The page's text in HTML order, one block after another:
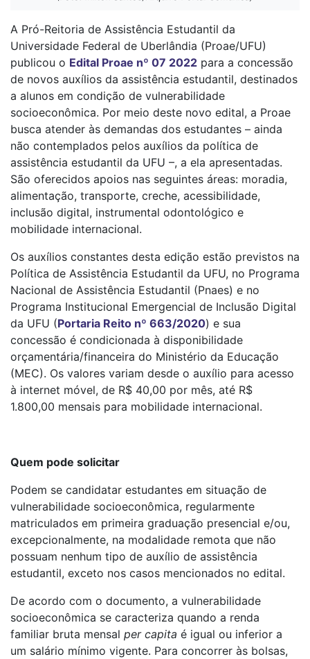
A Pró-Reitoria de Assistência Estudantil da
Universidade Federal de Uberlândia (Proae/UFU)
publicou o Edital Proae nº 07 2022 para a concessão
de novos auxílios da assistência estudantil, destinados
a alunos em condição de vulnerabilidade
socioeconômica. Por meio deste novo edital, a Proae
busca atender às demandas dos estudantes – ainda
não contemplados pelos auxílios da política de
assistência estudantil da UFU –, a ela apresentadas.
São oferecidos apoios nas seguintes áreas: moradia,
alimentação, transporte, creche, acessibilidade,
inclusão digital, instrumental odontológico e
mobilidade internacional.
Os auxílios constantes desta edição estão previstos na
Política de Assistência Estudantil da UFU, no Programa
Nacional de Assistência Estudantil (Pnaes) e no
Programa Institucional Emergencial de Inclusão Digital
da UFU (Portaria Reito nº 663/2020) e sua
concessão é condicionada à disponibilidade
orçamentária/financeira do Ministério da Educação
(MEC). Os valores variam desde o auxílio para acesso
à internet móvel, de R$ 40,00 por mês, até R$
1.800,00 mensais para mobilidade internacional.
Quem pode solicitar
Podem se candidatar estudantes em situação de
vulnerabilidade socioeconômica, regularmente
matriculados em primeira graduação presencial e/ou,
excepcionalmente, na modalidade remota que não
possuam nenhum tipo de auxílio de assistência
estudantil, exceto nos casos mencionados no edital.
De acordo com o documento, a vulnerabilidade
socioeconômica se caracteriza quando a renda
familiar bruta mensal per capita é igual ou inferior a
um salário mínimo vigente. Para concorrer às bolsas,